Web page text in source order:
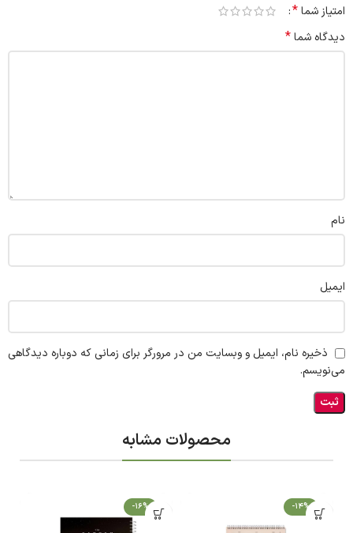
امتیاز شما*
دیدگاه شما*
نام
ایمیل
ذخیره نام، ایمیل و وبسایت من در مرورگر برای زمانی که دوباره دیدگاهی
می‌نویسم.
محصولات مشابه
-14%
-16%